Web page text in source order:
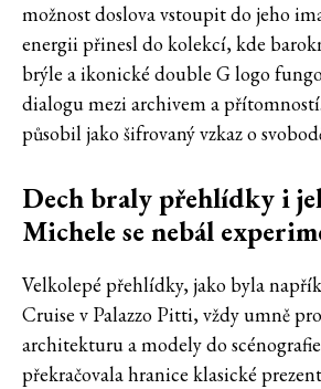
možnost doslova vstoupit do jeho
energii přinesl do kolekcí, kde
brýle a ikonické double G logo
dialogu mezi archivem a
působil jako šifrovaný vzkaz o
Dech braly přehlídky i
Michele se nebál
Velkolepé přehlídky, jako byla
Cruise v Palazzo Pitti, vždy umně
architekturu a modely do
překračovala hranice klasické